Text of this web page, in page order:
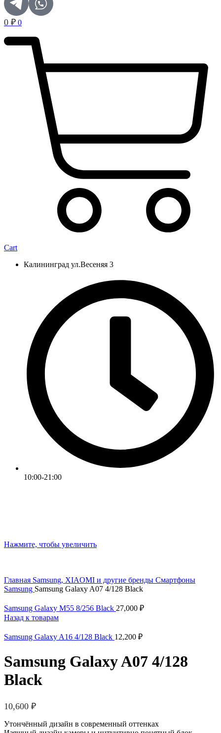
0 ₽ 0
Cart
Калининград ул.Весеняя 3
10:00-21:00
Нажмите, чтобы увеличить
Главная Samsung, XIAOMI и другие бренды Смартфоны
Samsung Samsung Galaxy A07 4/128 Black
Samsung Galaxy M55 8/256 Black 27,000 ₽
Назад к товарам
Samsung Galaxy A16 4/128 Black 12,200 ₽
Samsung Galaxy A07 4/128
Black
10,600 ₽
Утончённый дизайн в современный оттенках